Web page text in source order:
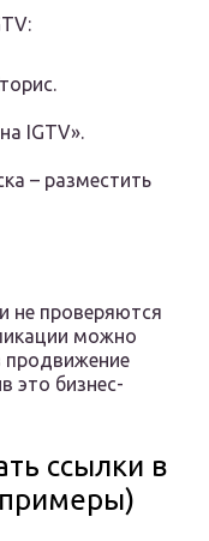
IGTV».
– разместить
не проверяются
можно
продвижение
это бизнес-
ссылки в
примеры)